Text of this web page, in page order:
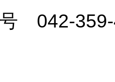
号 042-